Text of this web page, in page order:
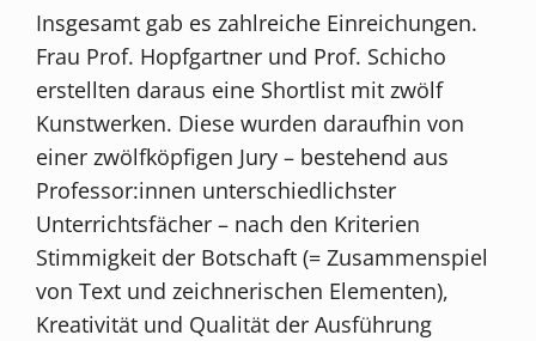
Insgesamt gab es zahlreiche Einreichungen.
Frau Prof. Hopfgartner und Prof. Schicho
erstellten daraus eine Shortlist mit zwölf
Kunstwerken. Diese wurden daraufhin von
einer zwölfköpfigen Jury – bestehend aus
Professor:innen unterschiedlichster
Unterrichtsfächer – nach den Kriterien
Stimmigkeit der Botschaft (= Zusammenspiel
von Text und zeichnerischen Elementen),
Kreativität und Qualität der Ausführung